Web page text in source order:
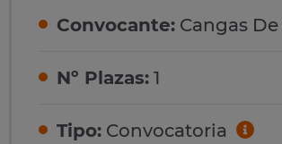
Convocante: Cangas
Nº Plazas: 1
Tipo: Convocatoria